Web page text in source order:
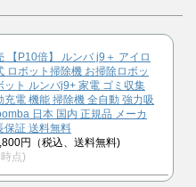
【P10倍】 ルンバ j9＋ アイロ
ロボット掃除機 お掃除ロボッ
ット ルンバj9+ 家電 ゴミ収集
充電 機能 掃除機 全自動 強力吸
日本 国内 正規品 メーカ
保証 送料無料
円（税込、送料無料)
点)